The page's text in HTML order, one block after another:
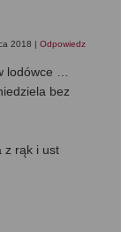
2018 | Odpowiedz
lodówce …
bez
z rąk i ust